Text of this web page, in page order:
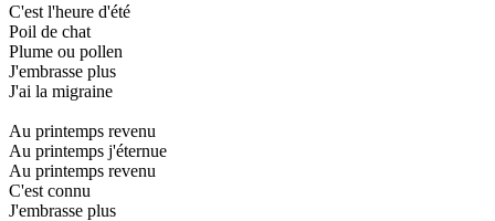
C'est l'heure d'été
Poil de chat
Plume ou pollen
J'embrasse plus
J'ai la migraine
Au printemps revenu
Au printemps j'éternue
Au printemps revenu
C'est connu
J'embrasse plus